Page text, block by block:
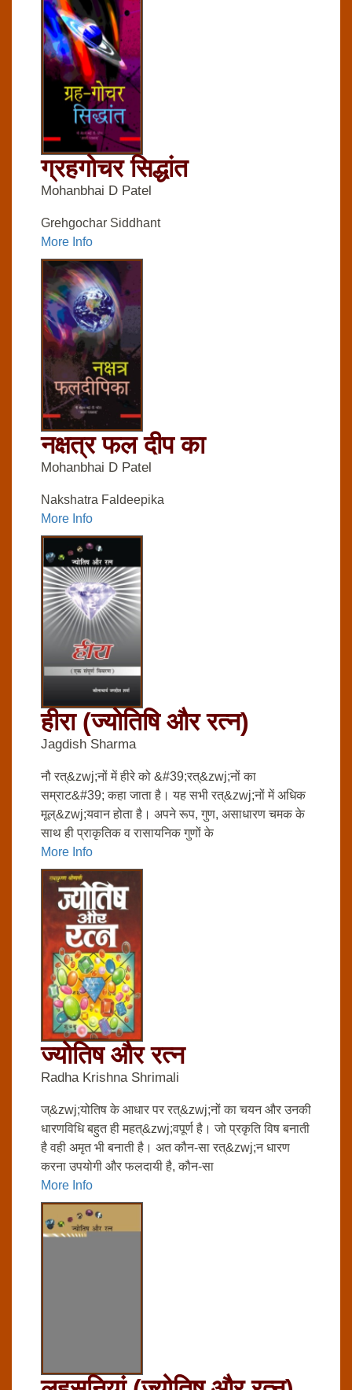
ग्रहगोचर सिद्धांत
Mohanbhai D Patel
Grehgochar Siddhant
More Info
नक्षत्र फल दीप का
Mohanbhai D Patel
Nakshatra Faldeepika
More Info
हीरा (ज्‍योतिषि और रत्‍न)
Jagdish Sharma
नौ रत्&zwj;नों में हीरे को &#39;रत्&zwj;नों का
सम्राट&#39; कहा जाता है। यह सभी रत्&zwj;नों में अधिक
मूल्&zwj;यवान होता है। अपने रूप, गुण, असाधारण चमक के
साथ ही प्राकृतिक व रासायनिक गुणों के
More Info
ज्‍योतिष और रत्‍न
Radha Krishna Shrimali
ज्&zwj;योतिष के आधार पर रत्&zwj;नों का चयन और उनकी
धारणविधि बहुत ही महत्&zwj;वपूर्ण है। जो प्रकृति विष बनाती
है वही अमृत भी बनाती है। अत कौन-सा रत्&zwj;न धारण
करना उपयोगी और फलदायी है, कौन-सा
More Info